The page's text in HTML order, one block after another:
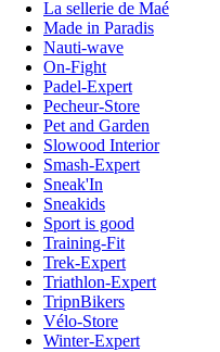
La sellerie de Maé
Made in Paradis
Nauti-wave
On-Fight
Padel-Expert
Pecheur-Store
Pet and Garden
Slowood Interior
Smash-Expert
Sneak'In
Sneakids
Sport is good
Training-Fit
Trek-Expert
Triathlon-Expert
TripnBikers
Vélo-Store
Winter-Expert